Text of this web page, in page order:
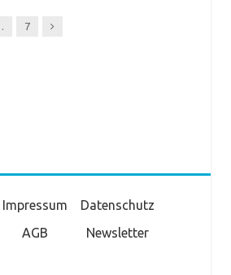
7 Next
Impressum
Datenschutz
AGB Newsletter